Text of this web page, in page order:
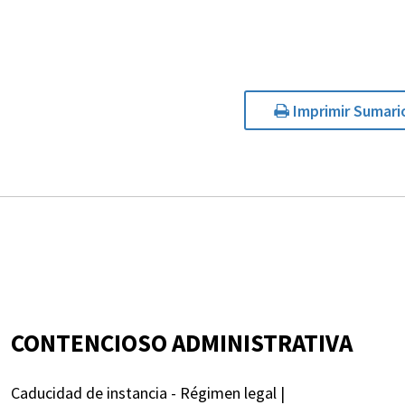
Imprimir
CONTENCIOSO ADMINISTRATIVA
Caducidad de instancia - Régimen legal |